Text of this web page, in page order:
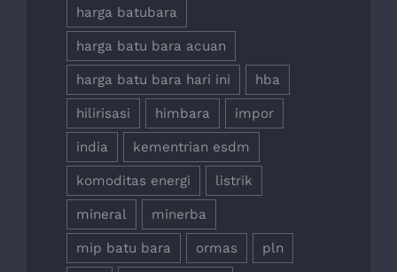
harga batubara
harga batu bara acuan
harga batu bara hari ini hba
hilirisasi himbara impor
india kementrian esdm
komoditas energi listrik
mineral minerba
mip batu bara ormas pln